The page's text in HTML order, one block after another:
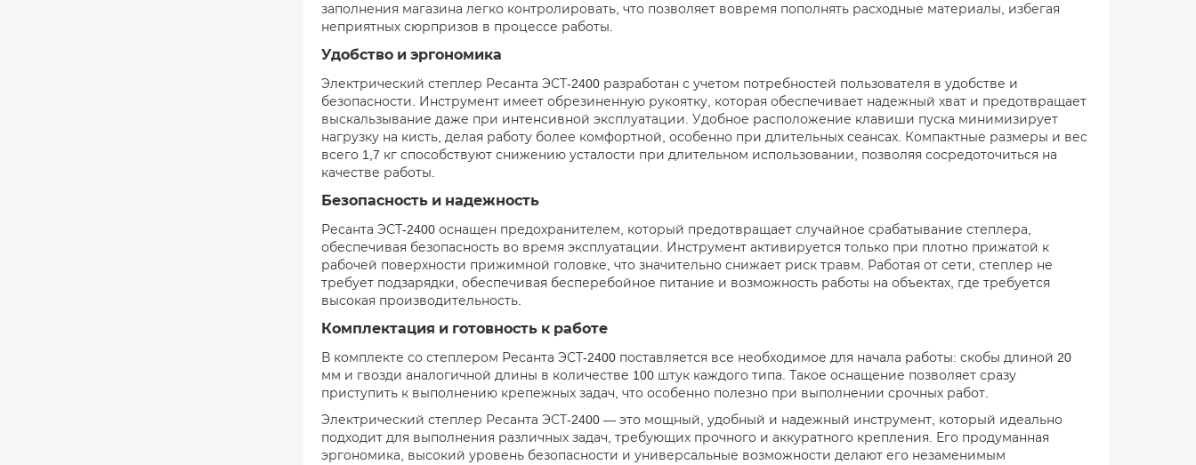
заполнения магазина легко контролировать, что позволяет вовремя пополнять расходные материалы, избегая
неприятных сюрпризов в процессе работы.
Удобство и эргономика
Электрический степлер Ресанта ЭСТ-2400 разработан с учетом потребностей пользователя в удобстве и
безопасности. Инструмент имеет обрезиненную рукоятку, которая обеспечивает надежный хват и предотвращает
выскальзывание даже при интенсивной эксплуатации. Удобное расположение клавиши пуска минимизирует
нагрузку на кисть, делая работу более комфортной, особенно при длительных сеансах. Компактные размеры и вес
всего 1,7 кг способствуют снижению усталости при длительном использовании, позволяя сосредоточиться на
качестве работы.
Безопасность и надежность
Ресанта ЭСТ-2400 оснащен предохранителем, который предотвращает случайное срабатывание степлера,
обеспечивая безопасность во время эксплуатации. Инструмент активируется только при плотно прижатой к
рабочей поверхности прижимной головке, что значительно снижает риск травм. Работая от сети, степлер не
требует подзарядки, обеспечивая бесперебойное питание и возможность работы на объектах, где требуется
высокая производительность.
Комплектация и готовность к работе
В комплекте со степлером Ресанта ЭСТ-2400 поставляется все необходимое для начала работы: скобы длиной 20
мм и гвозди аналогичной длины в количестве 100 штук каждого типа. Такое оснащение позволяет сразу
приступить к выполнению крепежных задач, что особенно полезно при выполнении срочных работ.
Электрический степлер Ресанта ЭСТ-2400 — это мощный, удобный и надежный инструмент, который идеально
подходит для выполнения различных задач, требующих прочного и аккуратного крепления. Его продуманная
эргономика, высокий уровень безопасности и универсальные возможности делают его незаменимым